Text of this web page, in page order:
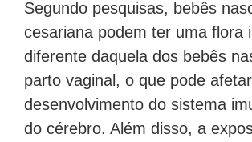
Segundo pesquisas, bebês
cesariana podem ter uma flora
diferente daquela dos bebês
parto vaginal, o que pode
desenvolvimento do sistema
do cérebro. Além disso, a